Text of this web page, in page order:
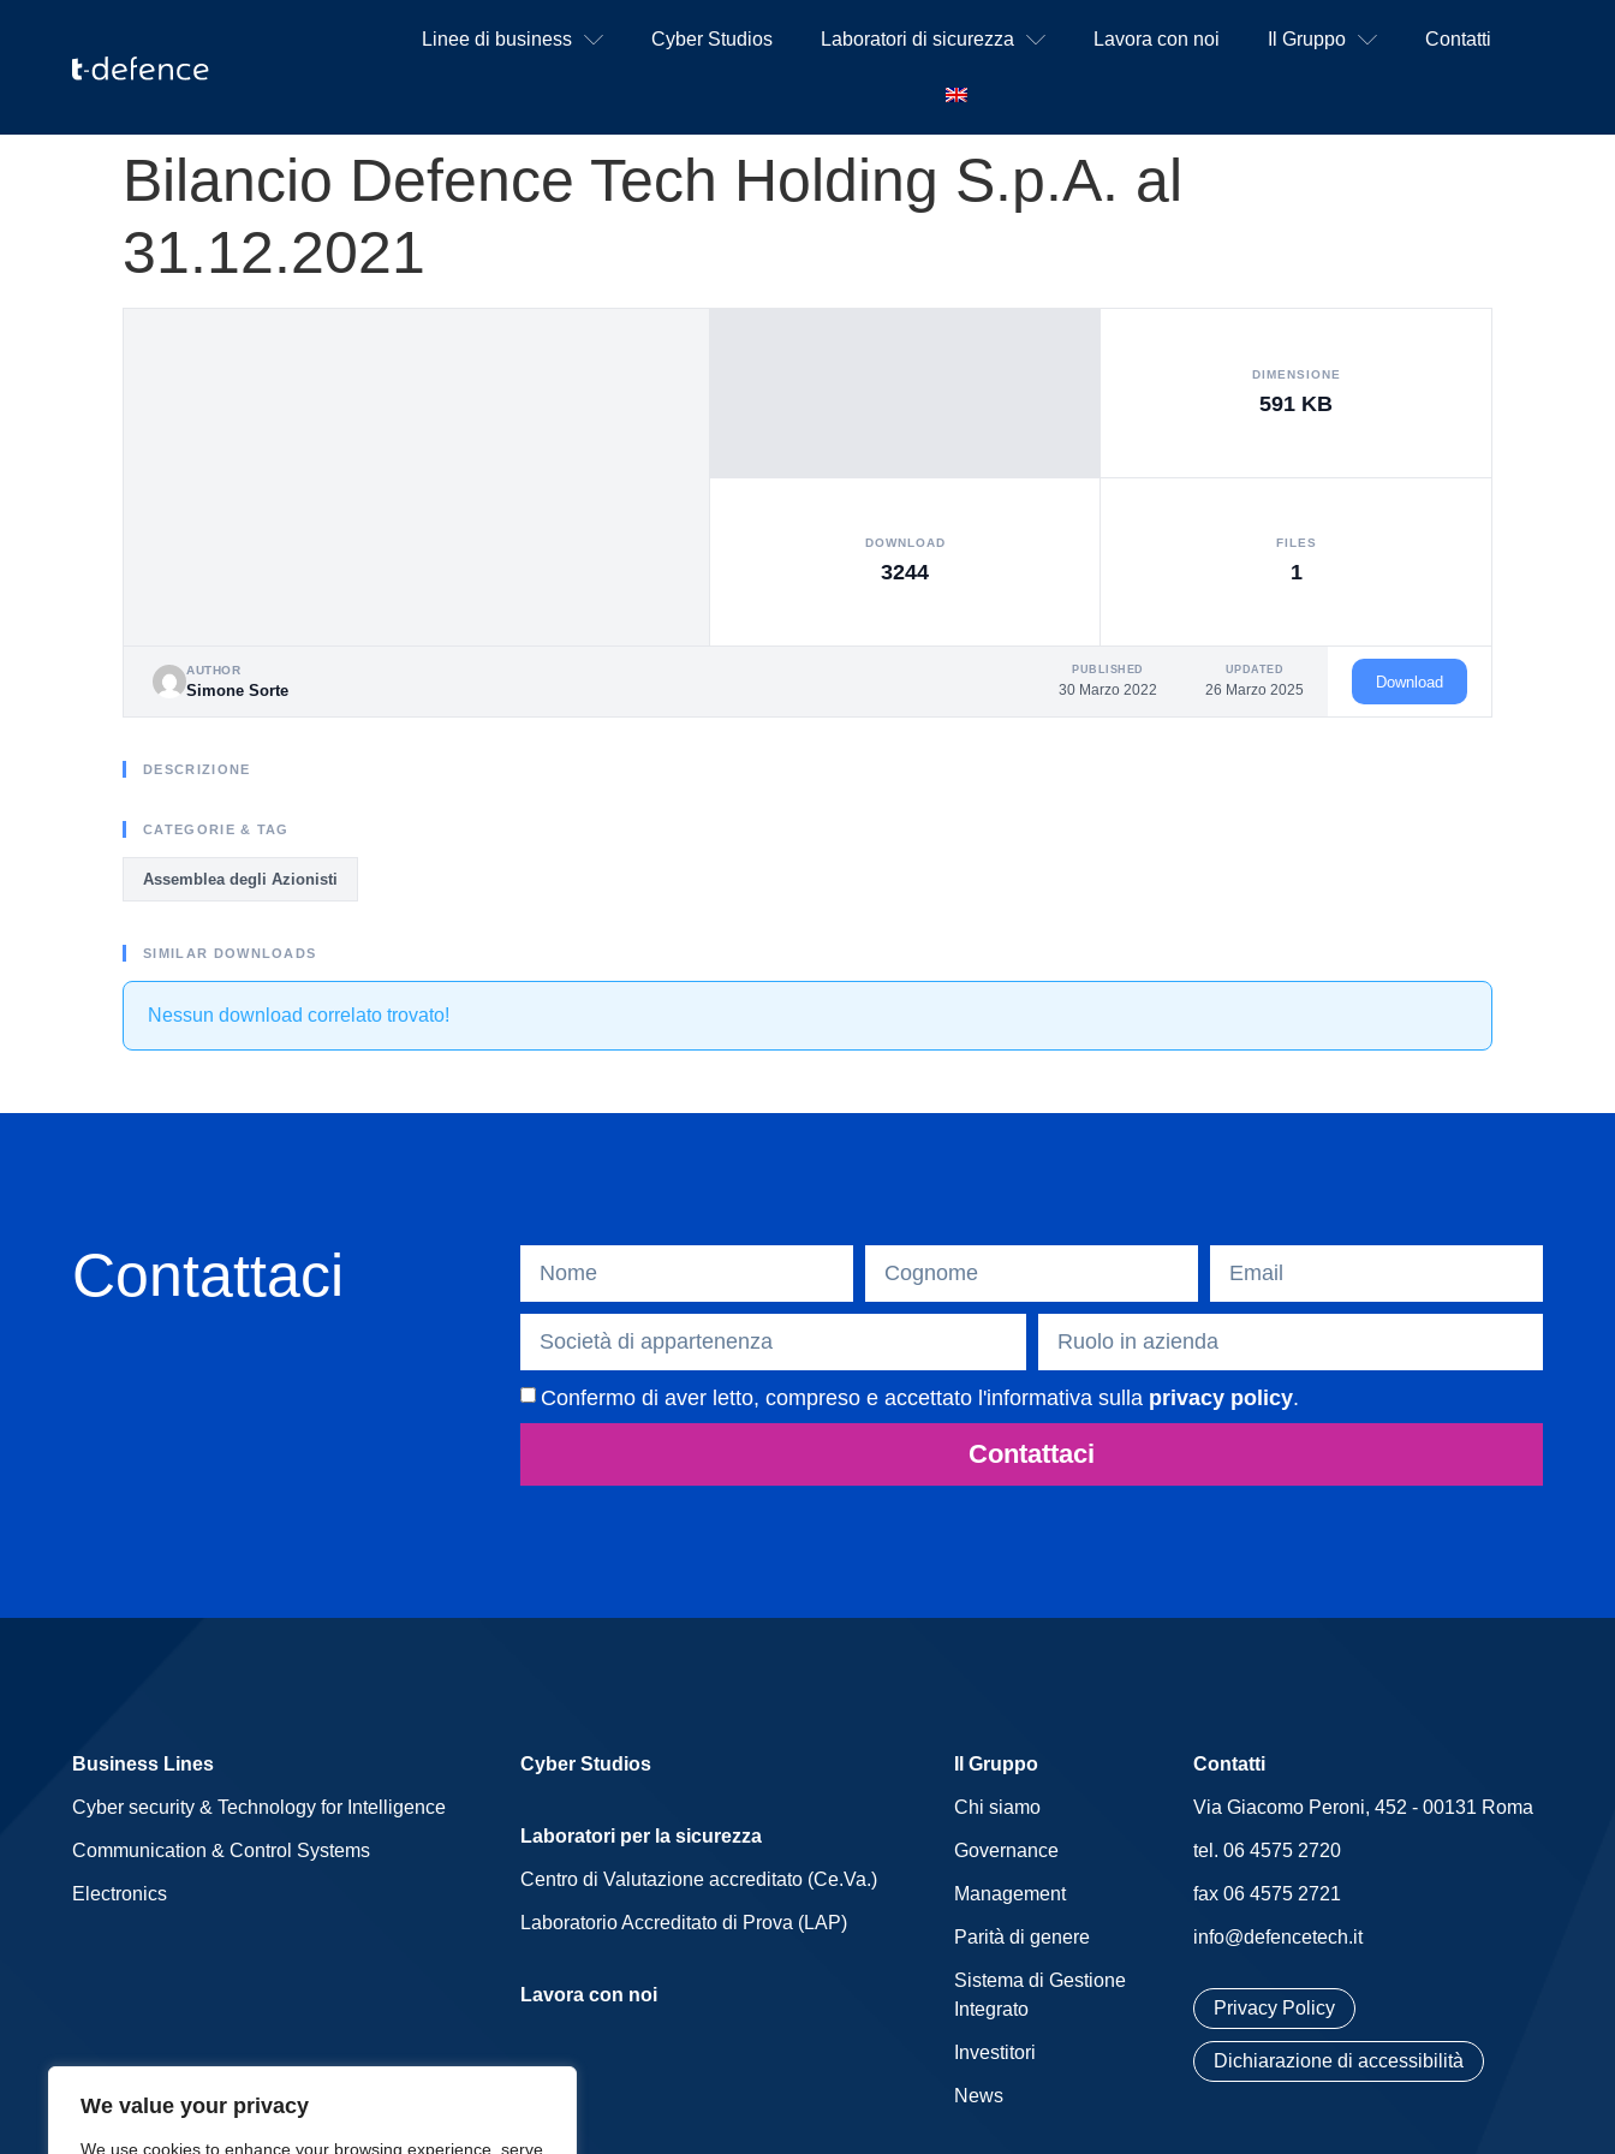
We value your privacy
We use cookies to enhance your browsing experience, serve
Linee di business Cyber Studios Laboratori di sicurezza Lavora con noi Il Gruppo Contatti
Bilancio Defence Tech Holding S.p.A. al
31.12.2021
DIMENSIONE
591 KB
DOWNLOAD
3244
FILES
1
AUTHOR
Simone Sorte
PUBLISHED
30 Marzo 2022
UPDATED
26 Marzo 2025 Download
DESCRIZIONE
CATEGORIE & TAG
Assemblea degli Azionisti
SIMILAR DOWNLOADS
Nessun download correlato trovato!
Contattaci
Confermo di aver letto, compreso e accettato l'informativa sulla privacy policy.
Contattaci
Business Lines
Cyber security & Technology for Intelligence
Communication & Control Systems
Electronics
Cyber Studios
Laboratori per la sicurezza
Centro di Valutazione accreditato (Ce.Va.)
Laboratorio Accreditato di Prova (LAP)
Lavora con noi
Il Gruppo
Chi siamo
Governance
Management
Parità di genere
Sistema di Gestione
Integrato
Investitori
News
Contatti
Via Giacomo Peroni, 452 - 00131 Roma
tel. 06 4575 2720
fax 06 4575 2721
info@defencetech.it
Privacy Policy
Dichiarazione di accessibilità